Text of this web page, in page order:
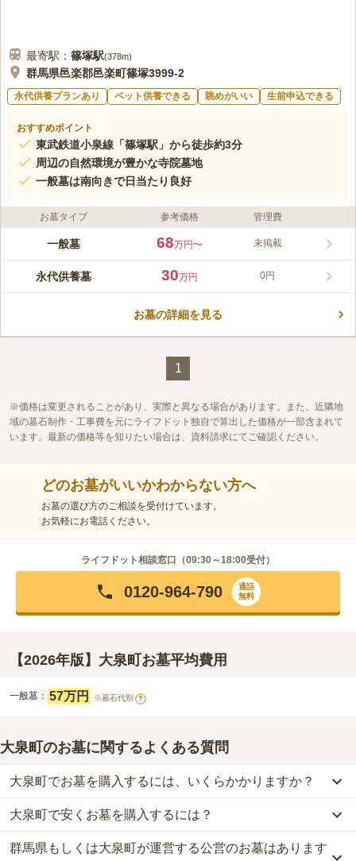
最寄駅： 篠塚駅(378m)
群馬県邑楽郡邑楽町篠塚3999-2
永代供養プランあり ペット供養できる 眺めがいい 生前申込できる
おすすめポイント
東武鉄道小泉線「篠塚駅」から徒歩約3分
周辺の自然環境が豊かな寺院墓地
一般墓は南向きで日当たり良好
お墓タイプ 参考価格 管理費
一般墓 68万円〜 未掲載
永代供養墓 30万円 0円
お墓の詳細を見る
1
価格は変更されることがあり、実際と異なる場合があります。また、近隣地
域の墓石制作・工事費を元にライフドット独自で算出した価格が一部含まれて
います。最新の価格等を知りたい場合は、資料請求にてご確認ください。
どのお墓がいいかわからない方へ
お墓の選び方のご相談を受付けています。
お気軽にお電話ください。
ライフドット相談窓口（09:30～18:00受付）
0120-964-790
通話
無料
【2026年版】大泉町お墓平均費用
一般墓： 57万円 ※墓石代別 ?
大泉町のお墓に関するよくある質問
大泉町でお墓を購入するには、いくらかかりますか？
大泉町での購入費用の目安は、一般墓が約224万円
一般墓を建てる場合は、「永代使用料（土地代）」と「墓石代」の
2つが主な費用となります。
大泉町で安くお墓を購入するには？
大泉町で一番安価なお墓は、大泉町営 大泉町公園墓地の 一般墓で、
群馬県もしくは大泉町が運営する公営のお墓はあります